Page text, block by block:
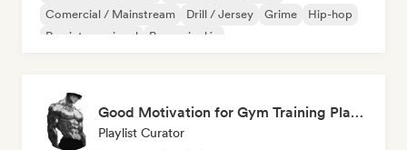
Comercial / Mainstream
Drill / Jersey Grime
Hip-hop
Rap internacional
Rap en inglés
Good Motivation for Gym Training Playlist 💪
Playlist Curator